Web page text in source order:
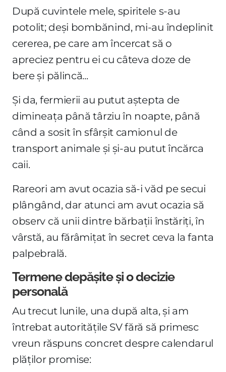
După cuvintele mele, spiritele s-au
potolit; deși bombănind, mi-au îndeplinit
cererea, pe care am încercat să o
apreciez pentru ei cu câteva doze de
bere și pălincă...
Și da, fermierii au putut aștepta de
dimineața până târziu în noapte, până
când a sosit în sfârșit camionul de
transport animale și și-au putut încărca
caii.
Rareori am avut ocazia să-i văd pe secui
plângând, dar atunci am avut ocazia să
observ că unii dintre bărbații înstăriți, în
vârstă, au fărâmițat în secret ceva la fanta
palpebrală.
Termene depășite și o decizie
personală
Au trecut lunile, una după alta, și am
întrebat autoritățile SV fără să primesc
vreun răspuns concret despre calendarul
plăților promise: